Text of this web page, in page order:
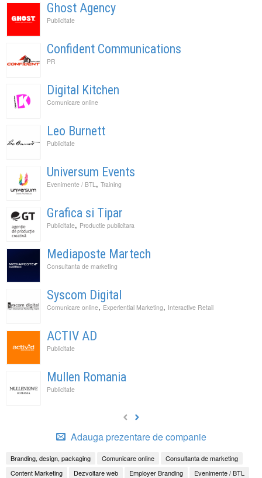
Ghost Agency
Publicitate
Confident Communications
PR
Digital Kitchen
Comunicare online
Leo Burnett
Publicitate
Universum Events
Evenimente / BTL, Training
Grafica si Tipar
Publicitate, Productie publicitara
Mediaposte Martech
Consultanta de marketing
Syscom Digital
Comunicare online, Experiential Marketing, Interactive Retail
ACTIV AD
Publicitate
Mullen Romania
Publicitate
Adauga prezentare de companie
Branding, design, packaging Comunicare online
Consultanta de marketing
Content Marketing
Dezvoltare web Employer Branding Evenimente / BTL